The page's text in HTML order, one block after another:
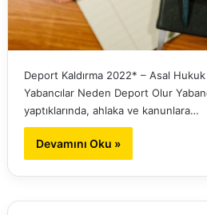
Deport Kaldırma 2022* – Asal Hukuk
Yabancılar Neden Deport Olur
yaptıklarında, ahlaka ve kanunlara…
Devamını Oku »